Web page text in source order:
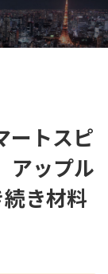
ートスピ
ップル
き材料